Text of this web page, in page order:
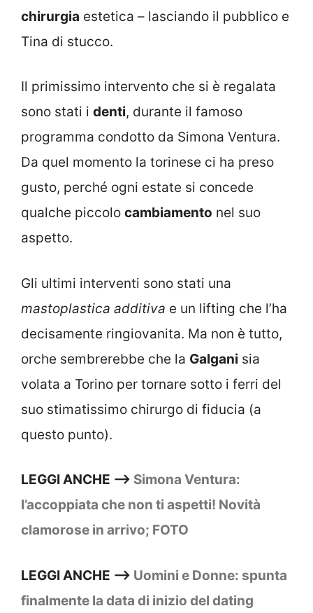
chirurgia estetica – lasciando il pubblico e
Tina di stucco.
Il primissimo intervento che si è regalata
sono stati i denti, durante il famoso
programma condotto da Simona Ventura.
Da quel momento la torinese ci ha preso
gusto, perché ogni estate si concede
qualche piccolo cambiamento nel suo
aspetto.
Gli ultimi interventi sono stati una
mastoplastica additiva e un lifting che l’ha
decisamente ringiovanita. Ma non è tutto,
orche sembrerebbe che la Galgani sia
volata a Torino per tornare sotto i ferri del
suo stimatissimo chirurgo di fiducia (a
questo punto).
LEGGI ANCHE –> Simona Ventura:
l’accoppiata che non ti aspetti! Novità
clamorose in arrivo; FOTO
LEGGI ANCHE –> Uomini e Donne: spunta
finalmente la data di inizio del dating